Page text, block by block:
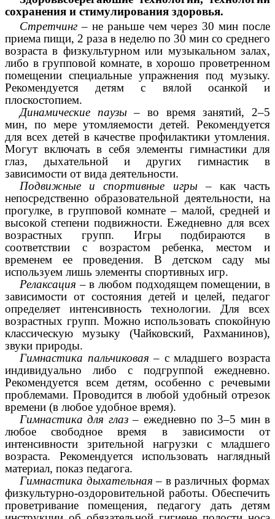
сохранения и стимулирования здоровья.
Стретчинг – не раньше чем через 30 мин после
приема пищи, 2 раза в неделю по 30 мин со среднего
возраста в физкультурном или музыкальном залах,
либо в групповой комнате, в хорошо проветренном
помещении специальные упражнения под музыку.
Рекомендуется детям с вялой осанкой и
плоскостопием.
Динамические паузы– во время занятий, 2–5
мин, по мере утомляемости детей. Рекомендуется
для всех детей в качестве профилактики утомления.
Могут включать в себя элементы гимнастики для
глаз, дыхательной и других гимнастик в
зависимости от вида деятельности.
Подвижные и спортивные игры– как часть
непосредственно образовательной деятельности, на
прогулке, в групповой комнате – малой, средней и
высокой степени подвижности. Ежедневно для всех
возрастных групп. Игры подбираются в
соответствии с возрастом ребенка, местом и
временем ее проведения. В детском саду мы
используем лишь элементы спортивных игр.
Релаксация – в любом подходящем помещении, в
зависимости от состояния детей и целей, педагог
определяет интенсивность технологии. Для всех
возрастных групп. Можно использовать спокойную
классическую музыку (Чайковский, Рахманинов),
звуки природы.
Гимнастика пальчиковая– с младшего возраста
индивидуально либо с подгруппой ежедневно.
Рекомендуется всем детям, особенно с речевыми
проблемами. Проводится в любой удобный отрезок
времени (в любое удобное время).
Гимнастика для глаз– ежедневно по 3–5 мин в
любое свободное время в зависимости от
интенсивности зрительной нагрузки с младшего
возраста. Рекомендуется использовать наглядный
материал, показ педагога.
Гимнастика дыхательная – в различных формах
физкультурно-оздоровительной работы. Обеспечить
проветривание помещения, педагогу дать детям